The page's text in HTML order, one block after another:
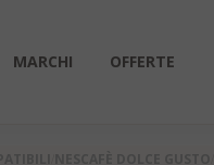
MARCHI OFFERTE